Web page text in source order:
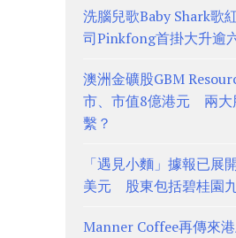
洗腦兒歌Baby Shark
司Pinkfong首掛大升逾
澳洲金礦股GBM
市、市值8億港元 兩大
繫？
「遇見小麵」據報已展
美元 股東包括碧桂園
Manner Coffee再傳來